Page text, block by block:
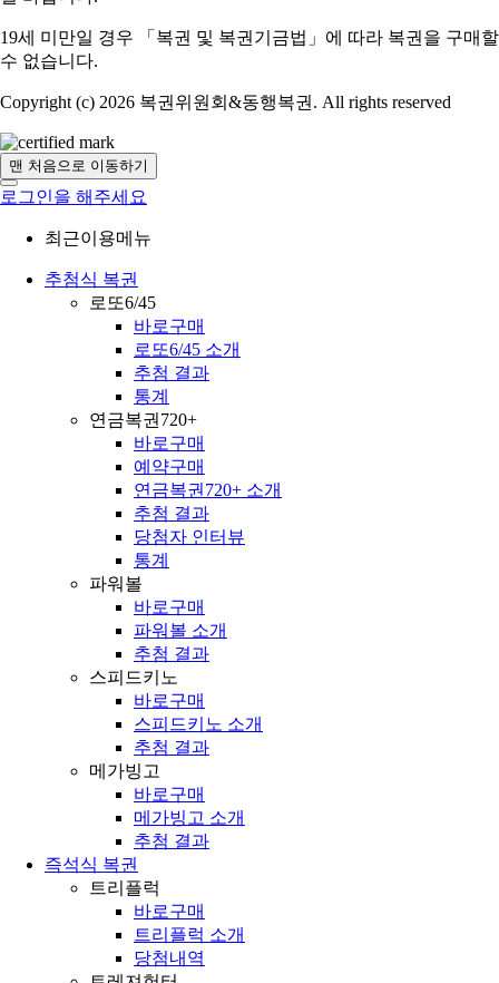
19세 미만일 경우 「복권 및 복권기금법」에 따라 복권을 구매할
수 없습니다.
Copyright (c) 2026 복권위원회&동행복권. All rights reserved
맨 처음으로 이동하기
로그인을 해주세요
최근이용메뉴
추첨식 복권
로또6/45
바로구매
로또6/45 소개
추첨 결과
통계
연금복권720+
바로구매
예약구매
연금복권720+ 소개
추첨 결과
당첨자 인터뷰
통계
파워볼
바로구매
파워볼 소개
추첨 결과
스피드키노
바로구매
스피드키노 소개
추첨 결과
메가빙고
바로구매
메가빙고 소개
추첨 결과
즉석식 복권
트리플럭
바로구매
트리플럭 소개
당첨내역